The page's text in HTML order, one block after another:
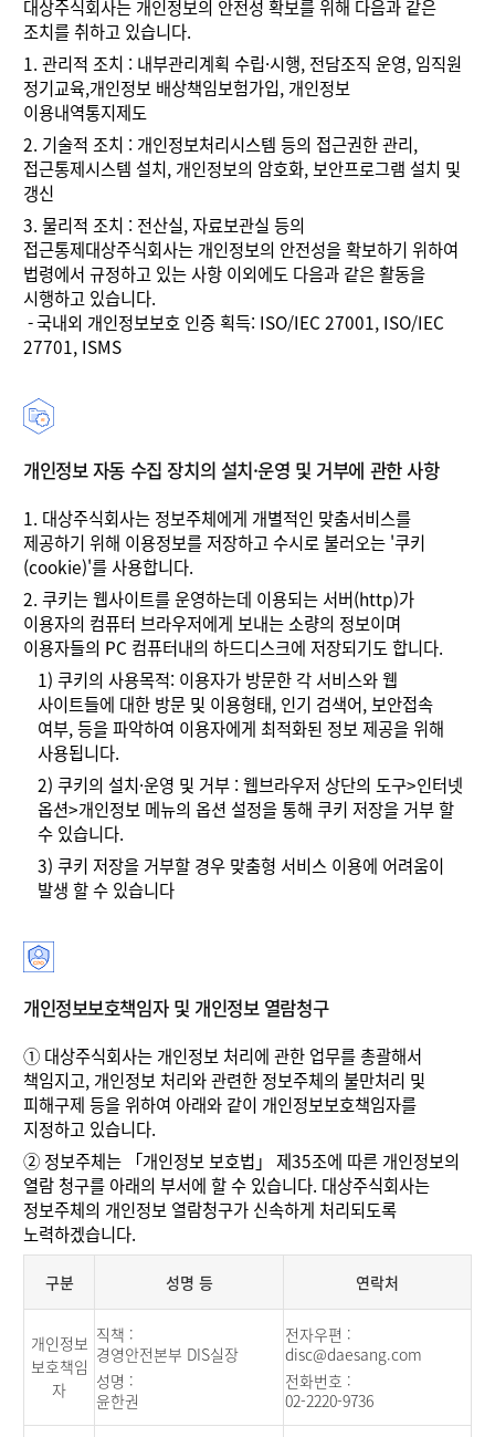
대상주식회사는 개인정보의 안전성 확보를 위해 다음과 같은
조치를 취하고 있습니다.
1. 관리적 조치 : 내부관리계획 수립·시행, 전담조직 운영, 임직원
정기교육,개인정보 배상책임보험가입, 개인정보
이용내역통지제도
2. 기술적 조치 : 개인정보처리시스템 등의 접근권한 관리,
접근통제시스템 설치, 개인정보의 암호화, 보안프로그램 설치 및
갱신
3. 물리적 조치 : 전산실, 자료보관실 등의
접근통제대상주식회사는 개인정보의 안전성을 확보하기 위하여
법령에서 규정하고 있는 사항 이외에도 다음과 같은 활동을
시행하고 있습니다.
-국내외 개인정보보호 인증 획득: ISO/IEC 27001, ISO/IEC
27701, ISMS
개인정보 자동 수집 장치의 설치·운영 및 거부에 관한 사항
1. 대상주식회사는 정보주체에게 개별적인 맞춤서비스를
제공하기 위해 이용정보를 저장하고 수시로 불러오는 '쿠키
(cookie)'를 사용합니다.
2. 쿠키는 웹사이트를 운영하는데 이용되는 서버(http)가
이용자의 컴퓨터 브라우저에게 보내는 소량의 정보이며
이용자들의 PC 컴퓨터내의 하드디스크에 저장되기도 합니다.
1) 쿠키의 사용목적: 이용자가 방문한 각 서비스와 웹
사이트들에 대한 방문 및 이용형태, 인기 검색어, 보안접속
여부, 등을 파악하여 이용자에게 최적화된 정보 제공을 위해
사용됩니다.
2) 쿠키의 설치·운영 및 거부 : 웹브라우저 상단의 도구>인터넷
옵션>개인정보 메뉴의 옵션 설정을 통해 쿠키 저장을 거부 할
수 있습니다.
3) 쿠키 저장을 거부할 경우 맞춤형 서비스 이용에 어려움이
발생 할 수 있습니다
개인정보보호책임자 및 개인정보 열람청구
① 대상주식회사는 개인정보 처리에 관한 업무를 총괄해서
책임지고, 개인정보 처리와 관련한 정보주체의 불만처리 및
피해구제 등을 위하여 아래와 같이 개인정보보호책임자를
지정하고 있습니다.
② 정보주체는 「개인정보 보호법」 제35조에 따른 개인정보의
열람 청구를 아래의 부서에 할 수 있습니다. 대상주식회사는
정보주체의 개인정보 열람청구가 신속하게 처리되도록
노력하겠습니다.
구분 성명 등 연락처
개인정보
보호책임
자
직책 :
경영안전본부 DIS실장
성명 :
윤한권
전자우편 :
disc@daesang.com
전화번호 :
02-2220-9736